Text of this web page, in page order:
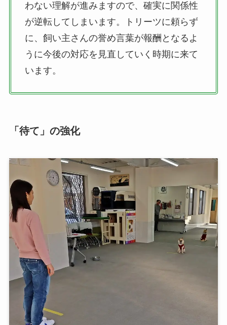
わない理解が進みますので、確実に関係性
が逆転してしまいます。トリーツに頼らず
に、飼い主さんの誉め言葉が報酬となるよ
うに今後の対応を見直していく時期に来て
います。
「待て」の強化